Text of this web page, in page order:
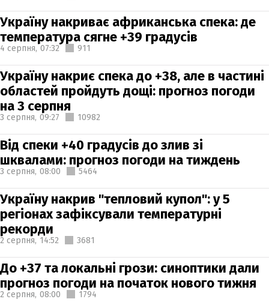
Україну накриває африканська спека: де
температура сягне +39 градусів
4 серпня, 07:32 911
Україну накриє спека до +38, але в частині
областей пройдуть дощі: прогноз погоди
на 3 серпня
3 серпня, 09:27 10982
Від спеки +40 градусів до злив зі
шквалами: прогноз погоди на тиждень
3 серпня, 08:00 5464
Україну накрив "тепловий купол": у 5
регіонах зафіксували температурні
рекорди
2 серпня, 14:52 3681
До +37 та локальні грози: синоптики дали
прогноз погоди на початок нового тижня
2 серпня, 08:00 1794